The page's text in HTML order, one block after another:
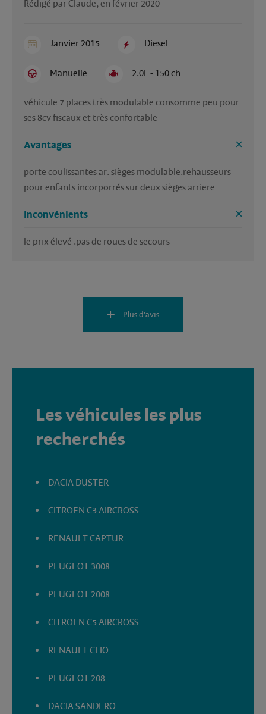
Rédigé par Claude, en février 2020
Janvier 2015 Diesel
Manuelle 2.0L - 150 ch
véhicule 7 places très modulable consomme peu pour
ses 8cv fiscaux et très confortable
Avantages
porte coulissantes ar. sièges modulable.rehausseurs
pour enfants incorporrés sur deux sièges arriere
Inconvénients
le prix élevé .pas de roues de secours
Plus d'avis
Les véhicules les plus
recherchés
DACIA DUSTER
CITROEN C3 AIRCROSS
RENAULT CAPTUR
PEUGEOT 3008
PEUGEOT 2008
CITROEN C5 AIRCROSS
RENAULT CLIO
PEUGEOT 208
DACIA SANDERO